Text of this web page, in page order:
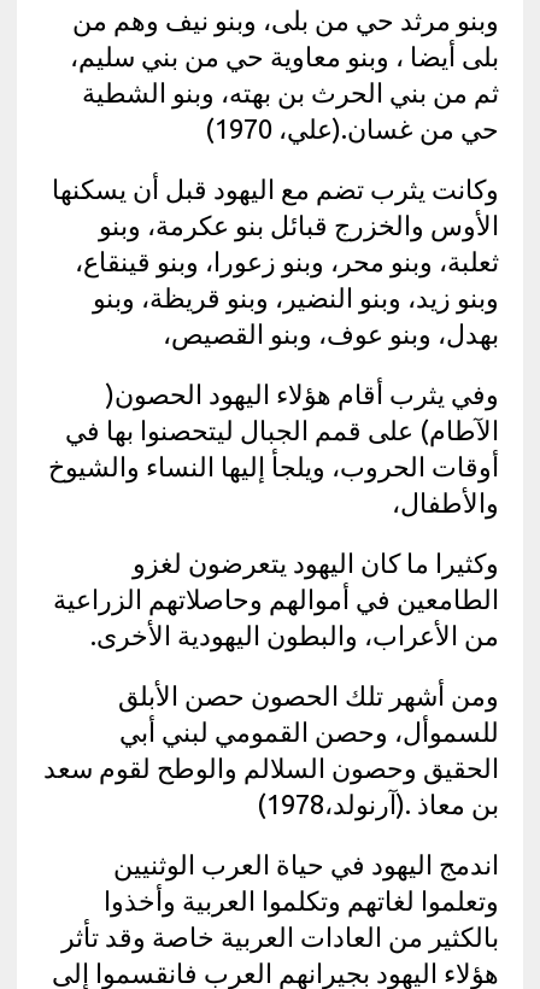
وبنو مرثد حي من بلى، وبنو نيف وهم من
بلى أيضا ، وبنو معاوية حي من بني سليم،
ثم من بني الحرث بن بهته، وبنو الشطية
حي من غسان.(علي، 1970)
وكانت يثرب تضم مع اليهود قبل أن يسكنها
الأوس والخزرج قبائل بنو عكرمة، وبنو
ثعلبة، وبنو محر، وبنو زعورا، وبنو قينقاع،
وبنو زيد، وبنو النضير، وبنو قريظة، وبنو
بهدل، وبنو عوف، وبنو القصيص،
وفي يثرب أقام هؤلاء اليهود الحصون(
الآطام) على قمم الجبال ليتحصنوا بها في
أوقات الحروب، ويلجأ إليها النساء والشيوخ
والأطفال،
وكثيرا ما كان اليهود يتعرضون لغزو
الطامعين في أموالهم وحاصلاتهم الزراعية
من الأعراب، والبطون اليهودية الأخرى.
ومن أشهر تلك الحصون حصن الأبلق
للسموأل، وحصن القمومي لبني أبي
الحقيق وحصون السلالم والوطح لقوم سعد
بن معاذ .(آرنولد،1978)
اندمج اليهود في حياة العرب الوثنيين
وتعلموا لغاتهم وتكلموا العربية وأخذوا
بالكثير من العادات العربية خاصة وقد تأثر
هؤلاء اليهود بجيرانهم العرب فانقسموا إلى